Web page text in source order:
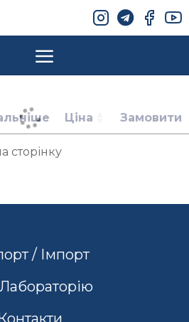
Ціна Замовити
сторінку
/ Імпорт